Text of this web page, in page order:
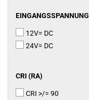
EINGANGSSPANNUNG
EINGANGSSPANNUNG
12V= DC
24V= DC
CRI
CRI (RA)
CRI >/= 90